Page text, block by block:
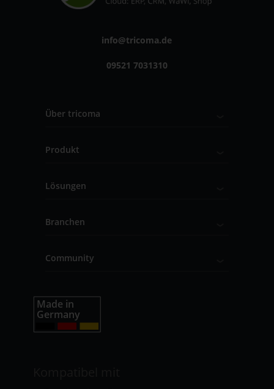
info@tricoma.de
09521 7031310
Über tricoma
Produkt
Lösungen
Branchen
Community